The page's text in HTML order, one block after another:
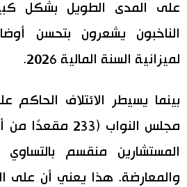
على المدى الطويل بشكل
الناخبون يشعرون بتحسن
لميزانية السنة المالية 2026.
بينما يسيطر الائتلاف الحاكم
المستشارين منقسم بالتساوي
والمعارضة. هذا يعني أن على